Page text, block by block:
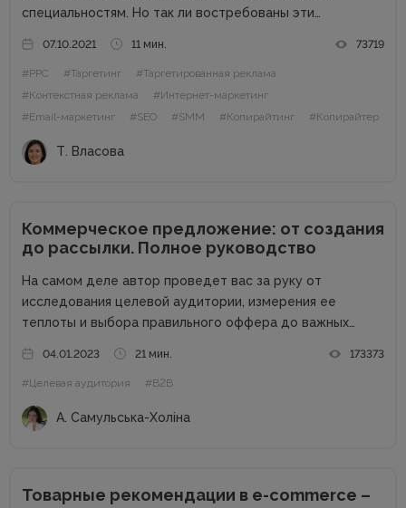
специальностям. Но так ли востребованы эти
себя в роли маркетолога, и каких специалистов ищут
работодатели? Обо всем этом и немного больше...
07.10.2021 11 мин. 73719
#PPC #Таргетинг
#Таргетированная реклама
#Контекстная реклама
#Интернет-маркетинг
#Email-маркетинг
#SEO #SMM #Копирайтинг #Копирайтер
Т. Власова
Коммерческое предложение: от создания
до рассылки. Полное руководство
На самом деле автор проведет вас за руку от
исследования целевой аудитории, измерения ее
теплоты и выбора правильного оффера до важных
клиенту. В процессе составления и отправления
коммерческого предложения важен абсолютно каждый
этап, поэтому...
04.01.2023 21 мин. 173373
#Целевая аудитория #B2B
А. Самульська-Холіна
Товарные рекомендации в e-commerce –